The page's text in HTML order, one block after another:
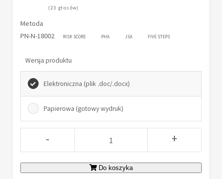
(23 głosów)
Metoda
PN-N-18002
RISK SCORE PHA JSA FIVE STEPS
Wersja produktu
Elektroniczna (plik .doc/.docx)
Papierowa (gotowy wydruk)
- +
Do koszyka